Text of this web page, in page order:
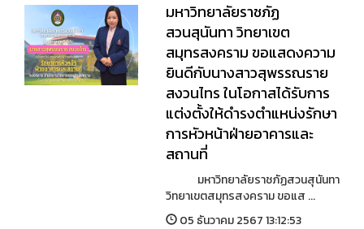
มหาวิทยาลัยราชภัฏ
สวนสุนันทา วิทยาเขต
สมุทรสงคราม ขอแสดงความ
ยินดีกับนางสาวสุพรรณราย
สงวนไทร ในโอกาสได้รับการ
แต่งตั้งให้ดำรงตำแหน่งรักษา
การหัวหน้าฝ่ายอาคารและ
สถานที่
มหาวิทยาลัยราชภัฏสวนสุนันทา
วิทยาเขตสมุทรสงคราม ขอแส ...
05 ธันวาคม 2567 13:12:53